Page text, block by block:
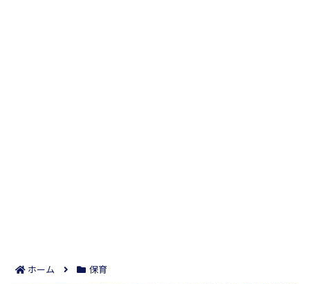
ホーム 保育